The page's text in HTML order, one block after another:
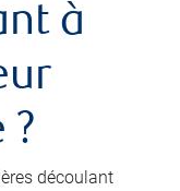
à
?
découlant